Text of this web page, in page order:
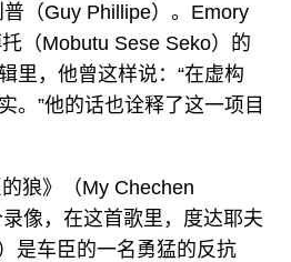
（Guy Phillipe）。Emory
（Mobutu Sese Seko）的
里，他曾这样说：“在虚构
。”他的话也诠释了这一项目
狼》（My Chechen
像，在这首歌里，度达耶夫
是车臣的一名勇猛的反抗